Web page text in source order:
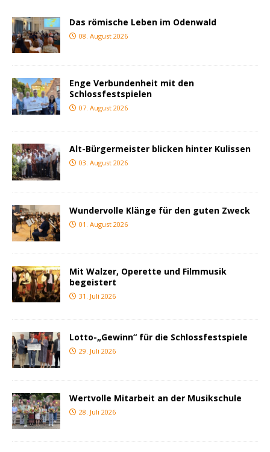
Das römische Leben im Odenwald
08. August 2026
Enge Verbundenheit mit den
Schlossfestspielen
07. August 2026
Alt-Bürgermeister blicken hinter Kulissen
03. August 2026
Wundervolle Klänge für den guten Zweck
01. August 2026
Mit Walzer, Operette und Filmmusik
begeistert
31. Juli 2026
Lotto-„Gewinn“ für die Schlossfestspiele
29. Juli 2026
Wertvolle Mitarbeit an der Musikschule
28. Juli 2026